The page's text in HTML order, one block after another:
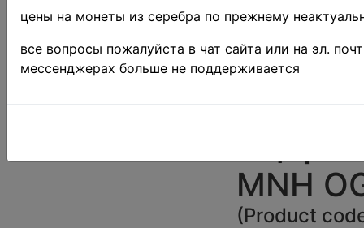
EUROPE »
Лихтенштейн
MNH
(Product
цены на монеты из серебра по прежнему
все вопросы пожалуйста в чат сайта или на эл.
мессенджерах больше не поддерживается